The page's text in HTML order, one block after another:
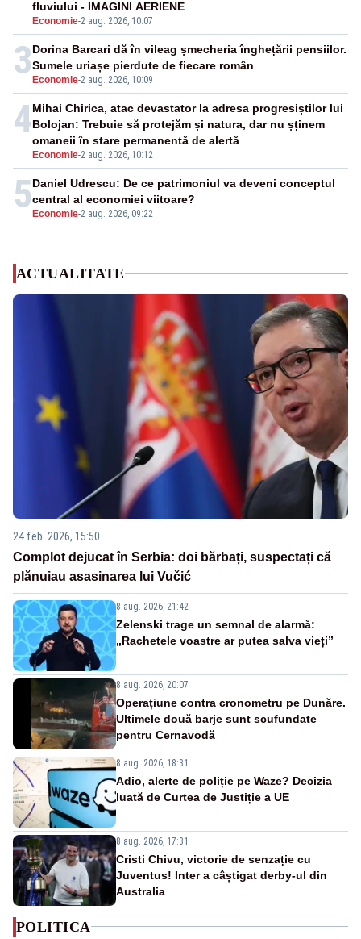
Economie-2 aug. 2026, 10:07
fluviului - IMAGINI AERIENE
3 Economie-2 aug. 2026, 10:09
Dorina Barcari dă în vileag șmecheria înghețării pensiilor.
Sumele uriașe pierdute de fiecare român
4
Economie-2 aug. 2026, 10:12
Mihai Chirica, atac devastator la adresa progresiștilor lui
Bolojan: Trebuie să protejăm și natura, dar nu șținem
omaneii în stare permanentă de alertă
5 Economie-2 aug. 2026, 09:22
Daniel Udrescu: De ce patrimoniul va deveni conceptul
central al economiei viitoare?
ACTUALITATE
24 feb. 2026, 15:50
Complot dejucat în Serbia: doi bărbați, suspectați că
plănuiau asasinarea lui Vučić
8 aug. 2026, 21:42
Zelenski trage un semnal de alarmă:
„Rachetele voastre ar putea salva vieți”
8 aug. 2026, 20:07
Operațiune contra cronometru pe Dunăre.
Ultimele două barje sunt scufundate
pentru Cernavodă
8 aug. 2026, 18:31
Adio, alerte de poliție pe Waze? Decizia
luată de Curtea de Justiție a UE
8 aug. 2026, 17:31
Cristi Chivu, victorie de senzație cu
Juventus! Inter a câștigat derby-ul din
Australia
POLITICA